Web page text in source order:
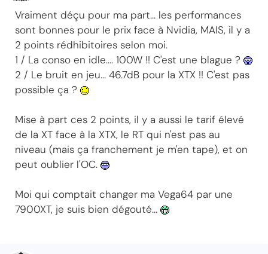
Vraiment déçu pour ma part... les performances
sont bonnes pour le prix face à Nvidia, MAIS, il y a
2 points rédhibitoires selon moi.
1 / La conso en idle.... 100W !! C'est une blague ?
2 / Le bruit en jeu... 46.7dB pour la XTX !! C'est pas
possible ça ?
Mise à part ces 2 points, il y a aussi le tarif élevé
de la XT face à la XTX, le RT qui n'est pas au
niveau (mais ça franchement je m'en tape), et on
peut oublier l'OC.
Moi qui comptait changer ma Vega64 par une
7900XT, je suis bien dégouté...